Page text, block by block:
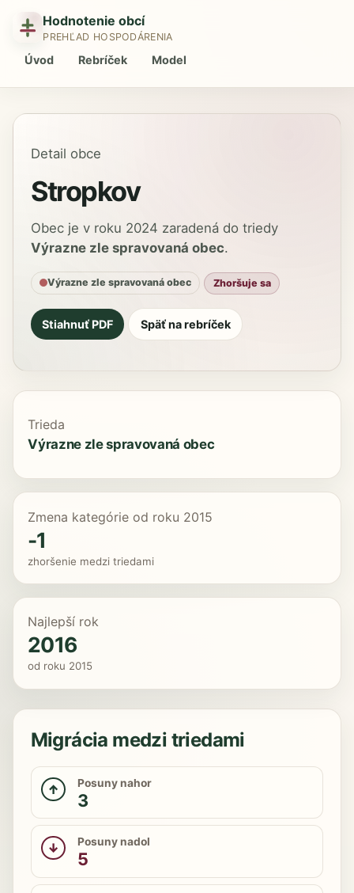
Hodnotenie obcí
PREHĽAD HOSPODÁRENIA
Úvod Rebríček Model
Detail obce
Stropkov
Obec je v roku 2024 zaradená do triedy
Výrazne zle spravovaná obec.
Výrazne zle spravovaná obec Zhoršuje sa
Stiahnuť PDF Späť na rebríček
Trieda
Výrazne zle spravovaná obec
Zmena kategórie od roku 2015
-1
zhoršenie medzi triedami
Najlepší rok
2016
od roku 2015
Migrácia medzi triedami
↑ Posuny nahor
3
↓ Posuny nadol
5